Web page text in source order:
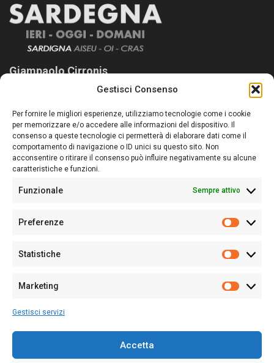
Gestisci Consenso
Per fornire le migliori esperienze, utilizziamo tecnologie come i cookie
per memorizzare e/o accedere alle informazioni del dispositivo. Il
consenso a queste tecnologie ci permetterà di elaborare dati come il
comportamento di navigazione o ID unici su questo sito. Non
acconsentire o ritirare il consenso può influire negativamente su alcune
caratteristiche e funzioni.
Funzionale Sempre attivo
Preferenze
Statistiche
Marketing
Gestisci servizi
Accetta
Giampaolo Cirronis
Sardegna Ieri-Oggi-Domani nasce per informare “liberamente” i
lettori su quanto accade in Sardegna, con un occhio rivolto al
nostro passato e, soprattutto, al nostro futuro
Follow Us
Sede:Via Cristoforo Colombo 09013 Carbonia
Partita IVA02270380922
128/2020 del 10/02/2020
Per la Pubblicità: